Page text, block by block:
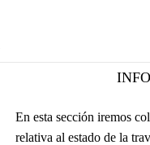
En esta sección iremos
relativa al estado de la